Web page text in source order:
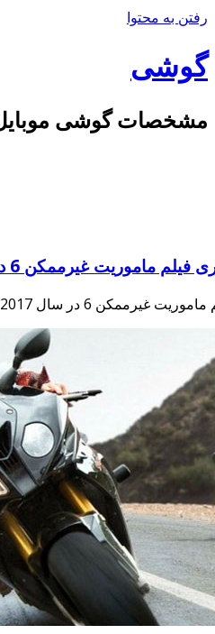
رفتن به محتوا
گوشی
مشخصات گوشی
غیرممکن 6 در سال 2017 آغاز می‌شود
6 در سال 2017 آغاز می‌شود